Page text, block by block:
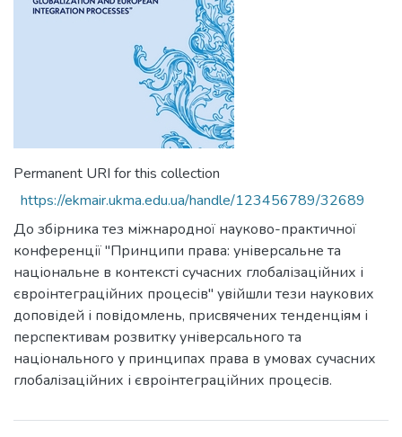
Permanent URI for this collection
https://ekmair.ukma.edu.ua/handle/123456789/32689
До збірника тез міжнародної науково-практичної
конференції "Принципи права: універсальне та
національне в контексті сучасних глобалізаційних і
євроінтеграційних процесів" увійшли тези наукових
доповідей і повідомлень, присвячених тенденціям і
перспективам розвитку універсального та
національного у принципах права в умовах сучасних
глобалізаційних і євроінтеграційних процесів.